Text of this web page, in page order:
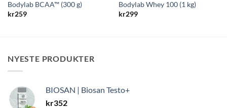
Bodylab BCAA™ (300 g)
kr259
Bodylab Whey 100 (1 kg)
kr299
NYESTE PRODUKTER
BIOSAN | Biosan Testo+
kr352